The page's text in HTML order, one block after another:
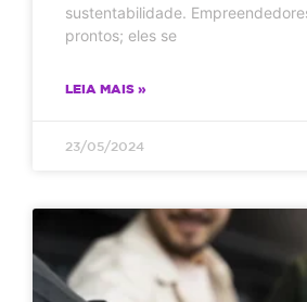
sustentabilidade.
prontos; eles se
LEIA MAIS »
23/05/2024